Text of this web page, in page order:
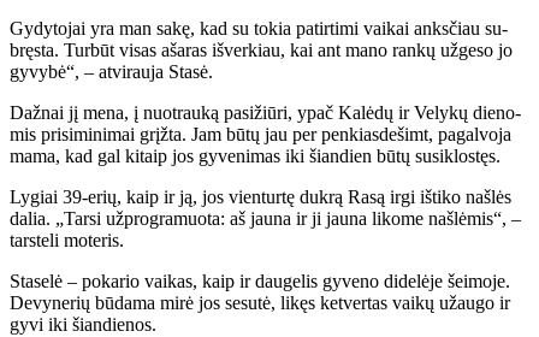
Gy­dy­to­jai yra man sa­kę, kad su to­kia pa­tir­ti­mi vai­kai anks­čiau su­
bręs­ta. Tur­būt vi­sas aša­ras iš­ver­kiau, kai ant ma­no ran­kų už­ge­so jo
gy­vy­bė“, – at­vi­rau­ja Sta­sė.
Daž­nai jį me­na, į nuo­trau­ką pa­si­žiū­ri, ypač Ka­lė­dų ir Ve­ly­kų die­no­
mis pri­si­mi­ni­mai grįž­ta. Jam bū­tų jau per pen­kias­de­šimt, pa­gal­vo­ja
ma­ma, kad gal ki­taip jos gy­ve­ni­mas iki šian­dien bū­tų su­si­klos­tęs.
Ly­giai 39-erių, kaip ir ją, jos vien­tur­tę duk­rą Ra­są ir­gi iš­ti­ko naš­lės
da­lia. „Tar­si už­prog­ra­muo­ta: aš jau­na ir ji jau­na li­ko­me naš­lė­mis“, –
tars­te­li mo­te­ris.
Sta­se­lė – po­ka­rio vai­kas, kaip ir dau­ge­lis gy­ve­no di­de­lė­je šei­mo­je.
De­vy­ne­rių bū­da­ma mi­rė jos se­su­tė, li­kęs ket­ver­tas vai­kų už­au­go ir
gy­vi iki šian­die­nos.